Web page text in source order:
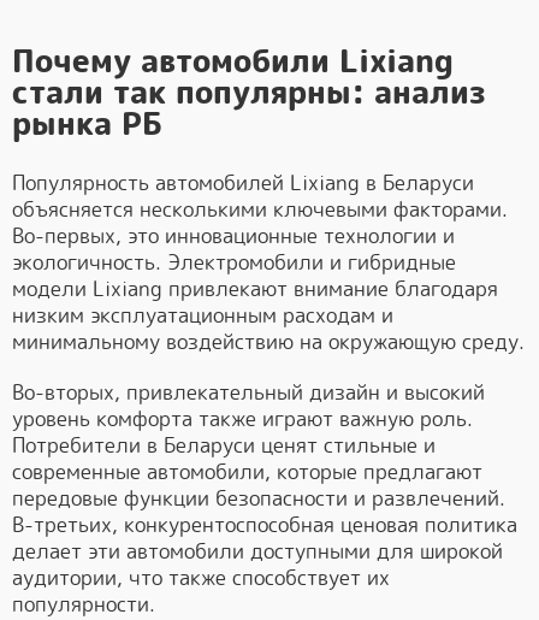
Почему автомобили Lixiang
стали так популярны: анализ
рынка РБ
Популярность автомобилей Lixiang в Беларуси
объясняется несколькими ключевыми факторами.
Во-первых, это инновационные технологии и
экологичность. Электромобили и гибридные
модели Lixiang привлекают внимание благодаря
низким эксплуатационным расходам и
минимальному воздействию на окружающую среду.
Во-вторых, привлекательный дизайн и высокий
уровень комфорта также играют важную роль.
Потребители в Беларуси ценят стильные и
современные автомобили, которые предлагают
передовые функции безопасности и развлечений.
В-третьих, конкурентоспособная ценовая политика
делает эти автомобили доступными для широкой
аудитории, что также способствует их
популярности.